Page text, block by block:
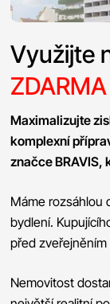
Využijte
ZDARMA
Maximalizujte
komplexní
značce BRAVIS,
Máme rozsáhlou
bydlení.
před zveřejněním
Nemovitost